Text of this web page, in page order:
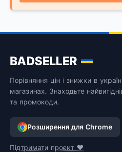
BADSELLER
Порівняння цін і знижки в
магазинах. Знаходьте
та промокоди.
Розширення для Chrome
Підтримати проєкт ❤️